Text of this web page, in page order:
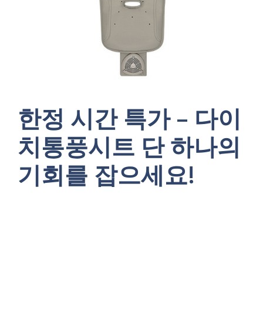
한정 시간 특가 – 다이
치통풍시트 단 하나의
기회를 잡으세요!